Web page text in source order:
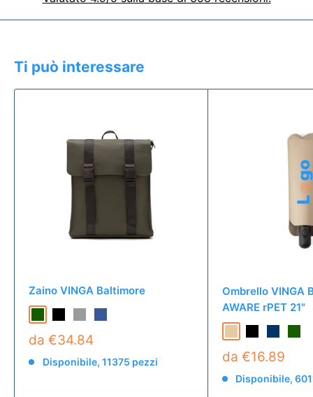
Ti può interessare
Zaino VINGA Baltimore
da €34.84
Disponibile, 11375 pezzi
Ombrello VINGA
AWARE rPET 21"
da €16.89
Disponibile,